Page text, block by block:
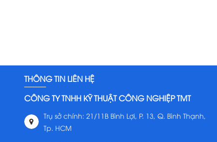
THÔNG TIN LIÊN HỆ
CÔNG TY TNHH KỸ THUẬT CÔNG NGHIỆP TMT
Trụ sở chính: 21/11B Bình Lợi, P. 13, Q. Bình Thạnh,
Tp. HCM